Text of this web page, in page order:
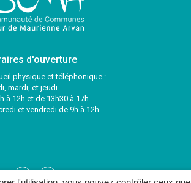
d'ouverture
physique et téléphonique :
mardi, et jeudi
à 12h et de 13h30 à 17h.
et vendredi de 9h à 12h.